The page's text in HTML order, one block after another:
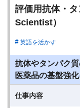
評価用抗体・
Scientist）
英語を活かす
抗体やタンパク
医薬品の基盤強化
仕事内容